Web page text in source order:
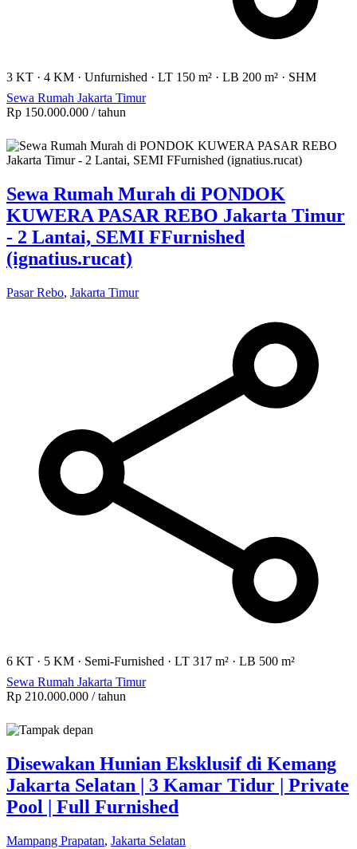
3 KT · 4 KM · Unfurnished · LT 150 m² · LB 200 m² · SHM
Sewa Rumah Jakarta Timur
Rp 150.000.000 / tahun
Sewa Rumah Murah di PONDOK
KUWERA PASAR REBO Jakarta Timur
- 2 Lantai, SEMI FFurnished
(ignatius.rucat)
Pasar Rebo, Jakarta Timur
6 KT · 5 KM · Semi-Furnished · LT 317 m² · LB 500 m²
Sewa Rumah Jakarta Timur
Rp 210.000.000 / tahun
Disewakan Hunian Eksklusif di Kemang
Jakarta Selatan | 3 Kamar Tidur | Private
Pool | Full Furnished
Mampang Prapatan, Jakarta Selatan